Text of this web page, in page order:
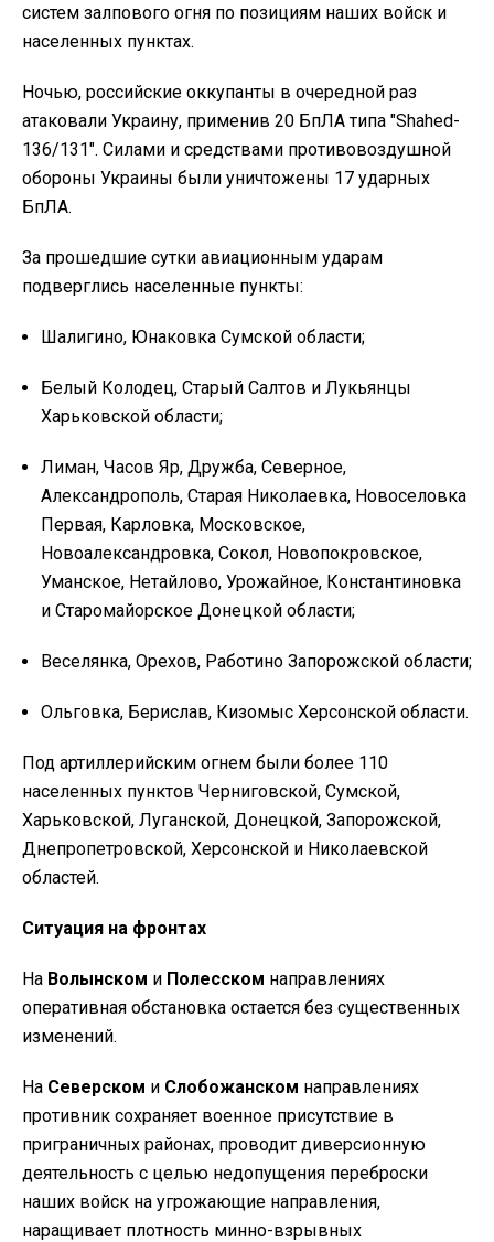
систем залпового огня по позициям наших войск и
населенных пунктах.
Ночью, российские оккупанты в очередной раз
атаковали Украину, применив 20 БпЛА типа "Shahed-
136/131". Силами и средствами противовоздушной
обороны Украины были уничтожены 17 ударных
БпЛА.
За прошедшие сутки авиационным ударам
подверглись населенные пункты:
Шалигино, Юнаковка Сумской области;
Белый Колодец, Старый Салтов и Лукьянцы
Харьковской области;
Лиман, Часов Яр, Дружба, Северное,
Александрополь, Старая Николаевка, Новоселовка
Первая, Карловка, Московское,
Новоалександровка, Сокол, Новопокровское,
Уманское, Нетайлово, Урожайное, Константиновка
и Старомайорское Донецкой области;
Веселянка, Орехов, Работино Запорожской области;
Ольговка, Берислав, Кизомыс Херсонской области.
Под артиллерийским огнем были более 110
населенных пунктов Черниговской, Сумской,
Харьковской, Луганской, Донецкой, Запорожской,
Днепропетровской, Херсонской и Николаевской
областей.
Ситуация на фронтах
На Волынском и Полесском направлениях
оперативная обстановка остается без существенных
изменений.
На Северском и Слобожанском направлениях
противник сохраняет военное присутствие в
приграничных районах, проводит диверсионную
деятельность с целью недопущения переброски
наших войск на угрожающие направления,
наращивает плотность минно-взрывных